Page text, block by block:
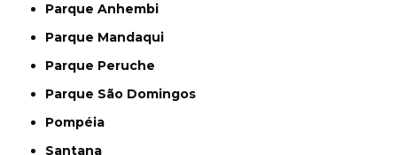
Parque Anhembi
Parque Mandaqui
Parque Peruche
Parque São Domingos
Pompéia
Santana